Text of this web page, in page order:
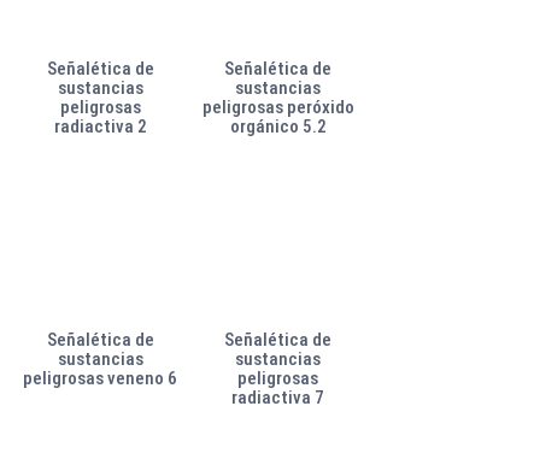
Señalética de
sustancias
peligrosas
radiactiva 2
Señalética de
sustancias
peligrosas peróxido
orgánico 5.2
Señalética de
sustancias
peligrosas veneno 6
Señalética de
sustancias
peligrosas
radiactiva 7